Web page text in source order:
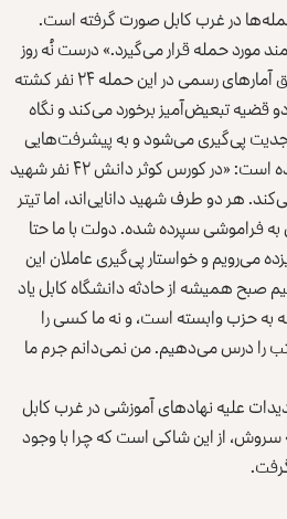
حمله‌ها در غرب کابل صورت گرفته است.
حمله قرار می‌گیرد.» درست نُه روز
بعد از حمله به کورس کوثر دانش، دانشگاه مرکزی کابل نیز مورد حمله قرار گرفت. طبق آمارهای رسمی در این حمله ۲۴ نفر کشته
تبعیض‌آمیز برخورد می‌کند و نگاه
جدیت پی‌گیری می‌شود و به پیشرفت‌هایی
دست یافته است، اما حادثه کورس کوثر دانش به‌صورت کامل به فراموشی سپرده شده است: «در کورس کوثر دانش ۴۲ نفر شهید
هر دو طرف شهید دانایی‌اند، اما تیتر
فراموشی سپرده شده. دولت با ما حتا
می‌رویم و خواستار پی‌گیری عاملان این
صبح همیشه از حادثه دانشگاه کابل یاد
حزب وابسته است، و نه ما کسی را
را درس می‌دهیم. من نمی‌دانم جرم ما
به ما گفتند تهدیدات‌ علیه نهادهای آموزشی در غرب کابل
سروش، از این شاکی است که چرا با وجود